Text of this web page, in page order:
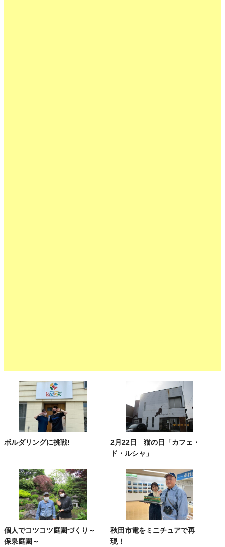
ボルダリングに挑戦!
2月22日 猫の日「カフェ・
ド・ルシャ」
個人でコツコツ庭園づくり～
保泉庭園～
秋田市電をミニチュアで再
現！